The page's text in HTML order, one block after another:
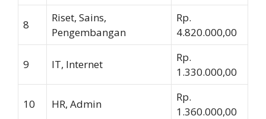
8
Riset, Sains,
Pengembangan
Rp.
4.820.000,00
9 IT, Internet
Rp.
1.330.000,00
10 HR, Admin
Rp.
1.360.000,00